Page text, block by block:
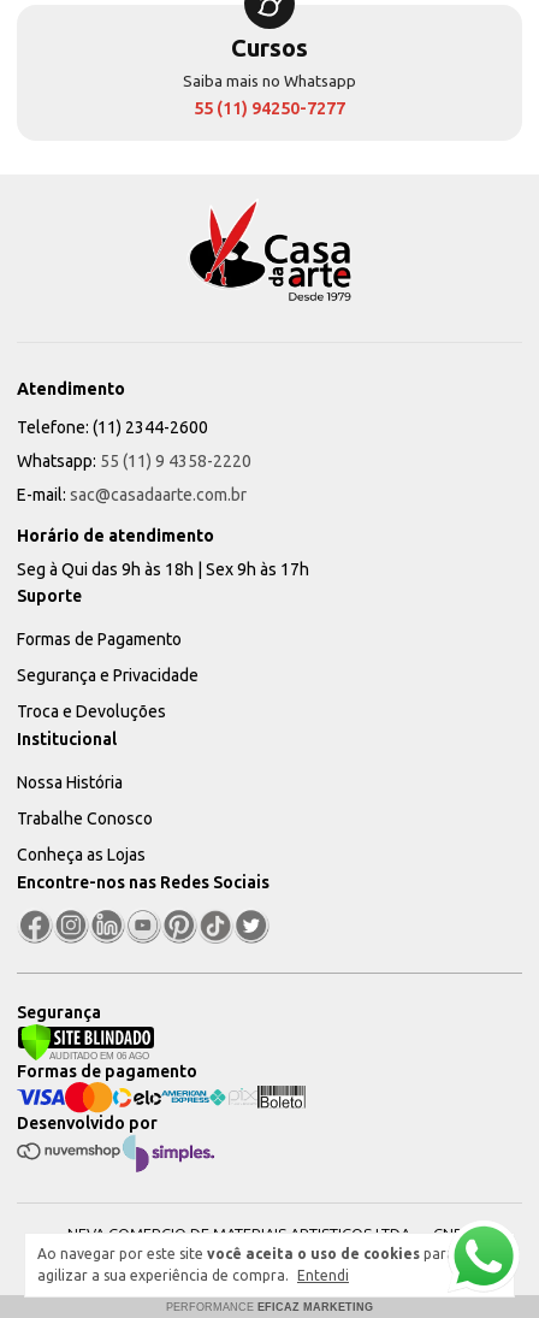
Ao navegar por este site você aceita o uso de cookies para
agilizar a sua experiência de compra.
Entendi
Cursos
Saiba mais no Whatsapp
55 (11) 94250-7277
Atendimento
Telefone: (11) 2344-2600
Whatsapp: 55 (11) 9 4358-2220
E-mail: sac@casadaarte.com.br
Horário de atendimento
Seg à Qui das 9h às 18h | Sex 9h às 17h
Suporte
Formas de Pagamento
Segurança e Privacidade
Troca e Devoluções
Institucional
Nossa História
Trabalhe Conosco
Conheça as Lojas
Encontre-nos nas Redes Sociais
Segurança
Desenvolvido por
Formas de pagamento
NEVA COMERCIO DE MATERIAIS ARTISTICOS LTDA — CNPJ:
51604544000101 © 2026. Todos os direitos reservados.